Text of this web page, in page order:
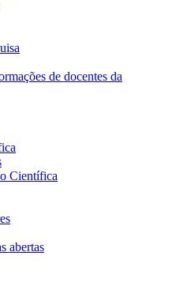
de docentes da
Científica
abertas